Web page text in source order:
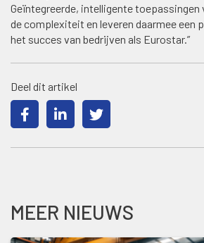
Geïntegreerde, intelligente toepassingen
de complexiteit en leveren daarmee een
het succes van bedrijven als Eurostar.”
Deel dit artikel
MEER NIEUWS